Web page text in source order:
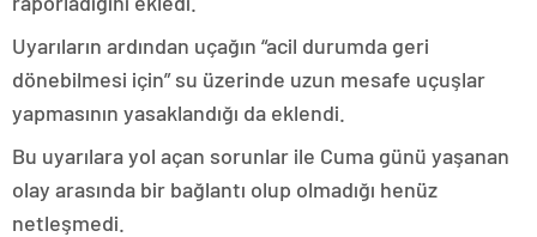
Uyarıların ardından uçağın “acil durumda geri
dönebilmesi için” su üzerinde uzun mesafe uçuşlar
yapmasının yasaklandığı da eklendi.
Bu uyarılara yol açan sorunlar ile Cuma günü yaşanan
olay arasında bir bağlantı olup olmadığı henüz
netleşmedi.